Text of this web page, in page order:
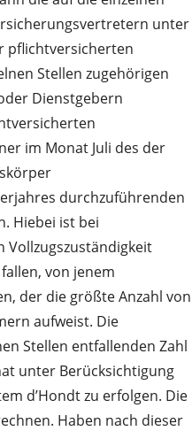
unter
pflichtversicherten
Stellen zugehörigen
Dienstgebern
im Monat Juli des der
durchzuführenden
Hiebei ist bei
Vollzugszuständigkeit
von jenem
der die größte Anzahl von
aufweist. Die
Stellen entfallenden Zahl
unter Berücksichtigung
d’Hondt zu erfolgen. Die
Haben nach dieser